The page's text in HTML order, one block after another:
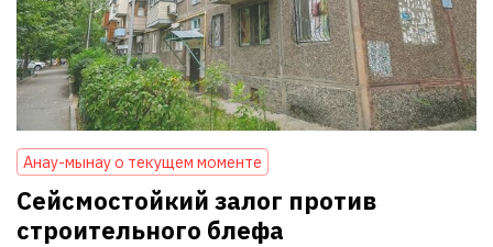
Анау-мынау о текущем моменте
Сейсмостойкий залог против
строительного блефа